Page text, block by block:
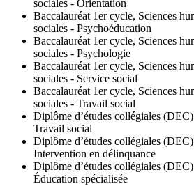
sociales - Orientation
Baccalauréat 1er cycle, Sciences
sociales - Psychoéducation
Baccalauréat 1er cycle, Sciences
sociales - Psychologie
Baccalauréat 1er cycle, Sciences
sociales - Service social
Baccalauréat 1er cycle, Sciences
sociales - Travail social
Diplôme d’études collégiales
Travail social
Diplôme d’études collégiales
Intervention en délinquance
Diplôme d’études collégiales
Éducation spécialisée